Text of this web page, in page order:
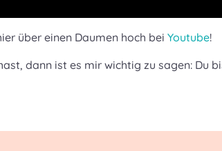
über einen Daumen hoch beiYoutube!
dann ist es mir wichtig zu sagen: Du